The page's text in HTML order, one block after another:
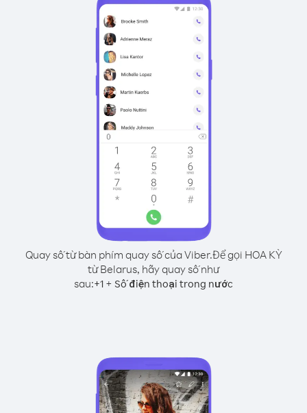
Quay số từ bàn phím quay số của Viber.Để gọi HOA KỲ
từ Belarus, hãy quay số như
sau:+1 + Số điện thoại trong nước